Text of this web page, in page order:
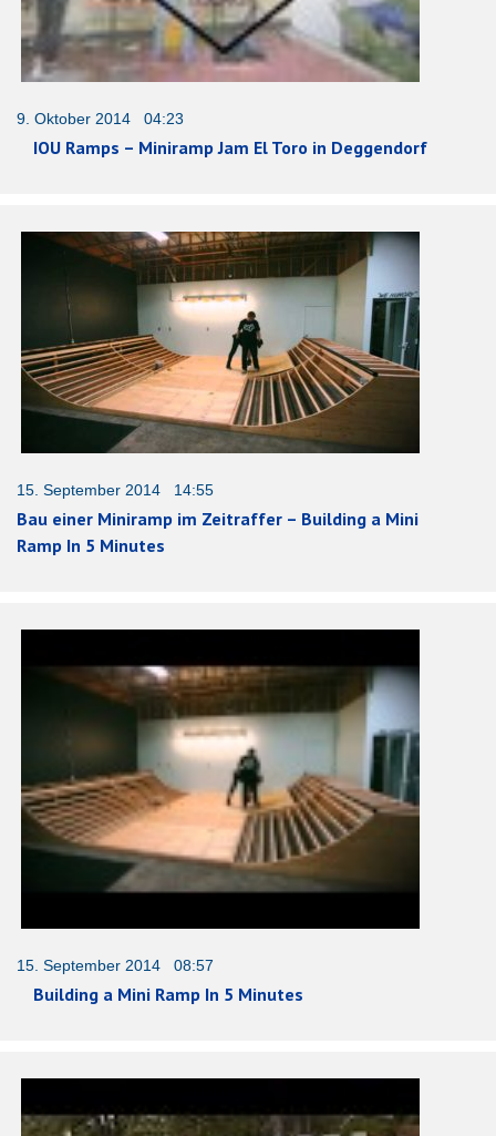
9. Oktober 2014 04:23
IOU Ramps – Miniramp Jam El Toro in Deggendorf
15. September 2014 14:55
Bau einer Miniramp im Zeitraffer – Building a Mini
Ramp In 5 Minutes
15. September 2014 08:57
Building a Mini Ramp In 5 Minutes